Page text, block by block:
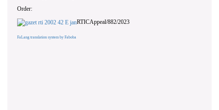
Order:
RTICAppeal/882/2023
FaLang translation system by Faboba